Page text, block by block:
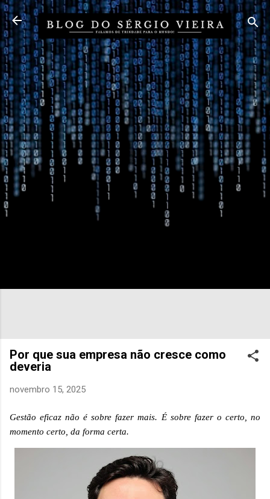
Pular para o conteúdo principal
Por que sua empresa não cresce como
deveria
novembro 15, 2025
Gestão eficaz não é sobre fazer mais. É sobre fazer o certo, no
momento certo, da forma certa.